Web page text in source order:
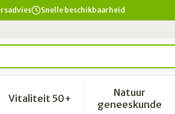
Snelle beschikbaarheid
categorie
en vitamines categorie
voor Zwangerschap en
Vitaliteit 50+Toon submenu voor Vitaliteit
Natuur
geneeskunde
Toon